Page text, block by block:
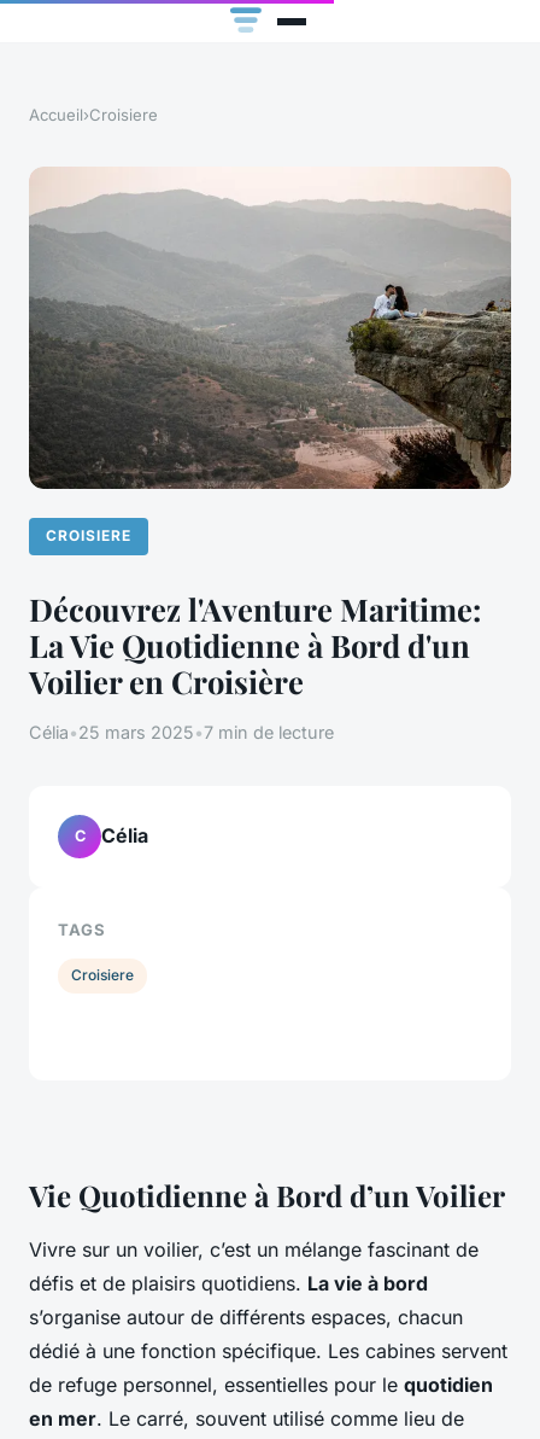
Accueil›Croisiere
CROISIERE
Découvrez l'Aventure Maritime:
La Vie Quotidienne à Bord d'un
Voilier en Croisière
Célia•25 mars 2025•7 min de lecture
Vie Quotidienne à Bord d’un Voilier
Vivre sur un voilier, c’est un mélange fascinant de
défis et de plaisirs quotidiens. La vie à bord
s’organise autour de différents espaces, chacun
dédié à une fonction spécifique. Les cabines servent
de refuge personnel, essentielles pour le quotidien
en mer. Le carré, souvent utilisé comme lieu de
C Célia
TAGS
Croisiere